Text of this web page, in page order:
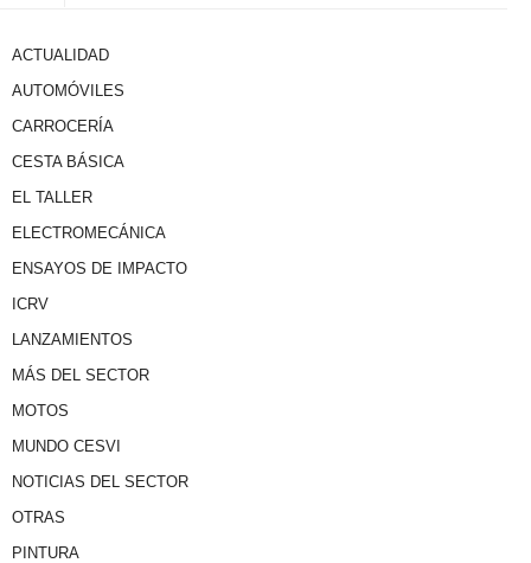
ACTUALIDAD
AUTOMÓVILES
CARROCERÍA
CESTA BÁSICA
EL TALLER
ELECTROMECÁNICA
ENSAYOS DE IMPACTO
ICRV
LANZAMIENTOS
MÁS DEL SECTOR
MOTOS
MUNDO CESVI
NOTICIAS DEL SECTOR
OTRAS
PINTURA